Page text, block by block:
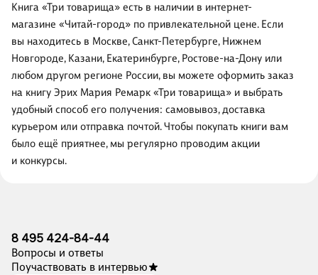
Книга «Три товарища» есть в наличии в интернет-
магазине «Читай-город» по привлекательной цене. Если
вы находитесь в Москве, Санкт-Петербурге, Нижнем
Новгороде, Казани, Екатеринбурге, Ростове-на-Дону или
любом другом регионе России, вы можете оформить заказ
на книгу Эрих Мария Ремарк «Три товарища» и выбрать
удобный способ его получения: самовывоз, доставка
курьером или отправка почтой. Чтобы покупать книги вам
было ещё приятнее, мы регулярно проводим акции
и конкурсы.
8 495 424-84-44
Вопросы и ответы
Поучаствовать в интервью